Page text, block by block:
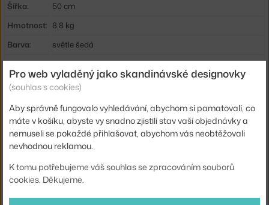
Šířka:
50 cm
Hmotnost: 8,8 kg
Barva:
světle šedá
Materiál:
lakovaná ocel, jasanové dřevo
Podnož:
s kolečky
Tvar stolu:
obdélník
Deska
stolu:
kov
Info k
produktu:
Čistěte vlkým hadříkem. Dodáváme v plochém balení.
Snadno složíte bez použití nářadí.
Kód
NCP-602200
Pro web vyladěný jako skandinávské designovky
(souhlas s cookies)
Aby správně fungovalo vyhledávání, abychom si pamatovali, co
máte v košíku, abyste vy snadno zjistili stav vaší objednávky a
nemuseli se pokaždé přihlašovat, abychom vás neobtěžovali
nevhodnou reklamou.
K tomu potřebujeme váš souhlas se zpracováním souborů
cookies. Děkujeme.